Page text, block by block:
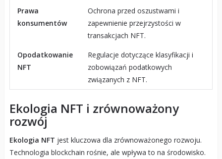
Prawa
konsumentów
Ochrona przed oszustwami i
zapewnienie przejrzystości w
transakcjach NFT.
Opodatkowanie
NFT
Regulacje dotyczące klasyfikacji i
zobowiązań podatkowych
związanych z NFT.
Ekologia NFT i zrównoważony
rozwój
Ekologia NFT jest kluczowa dla zrównoważonego rozwoju.
Technologia blockchain rośnie, ale wpływa to na środowisko.